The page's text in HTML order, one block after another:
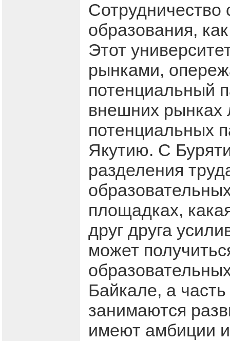
образования,
Этот
рынками,
потенциальный
внешних рынках
потенциальных
Якутию. С
разделения
площадках,
друг друга
может
Байкале, а
занимаются
имеют амбиции и